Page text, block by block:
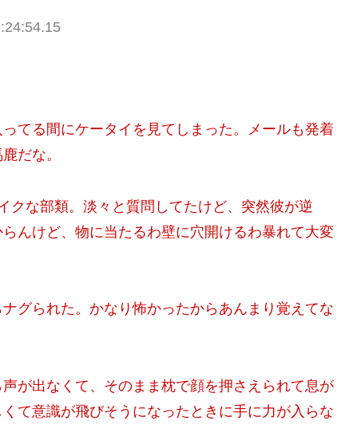
てる間にケータイを見てしまった。メールも発着
だな。
クな部類。淡々と質問してたけど、突然彼が逆
んけど、物に当たるわ壁に穴開けるわ暴れて大変
グられた。かなり怖かったからあんまり覚えてな
が出なくて、そのまま枕で顔を押さえられて息が
て意識が飛びそうになったときに手に力が入らな